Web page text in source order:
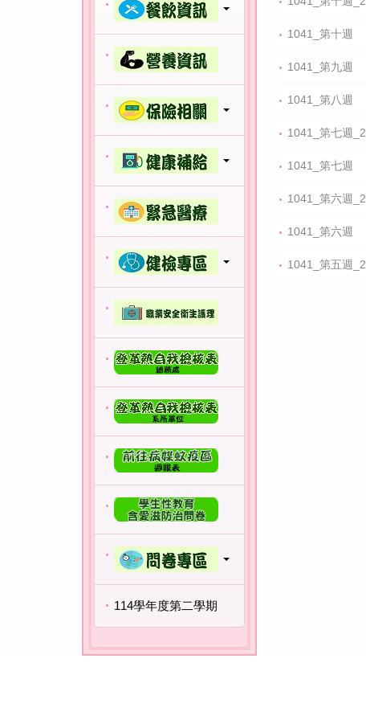
114學年度第二學期
1041_第十週
1041_第九週
1041_第八週
1041_第七週_2
1041_第七週
1041_第六週_2
1041_第六週
1041_第五週_2